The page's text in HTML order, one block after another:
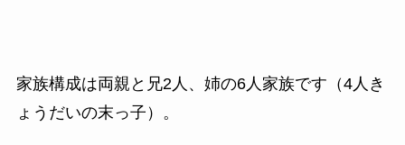
家族構成は両親と兄2人、姉の6人家族です（4人き
ょうだいの末っ子）。